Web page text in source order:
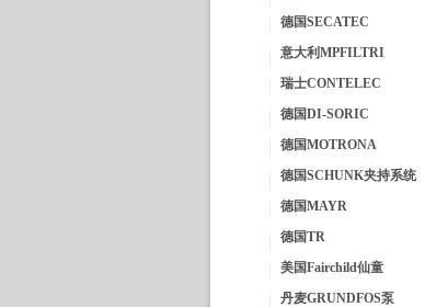
德国SECATEC
意大利MPFILTRI
瑞士CONTELEC
德国DI-SORIC
德国MOTRONA
德国SCHUNK夹持系统
德国MAYR
德国TR
美国Fairchild仙童
丹麦GRUNDFOS泵